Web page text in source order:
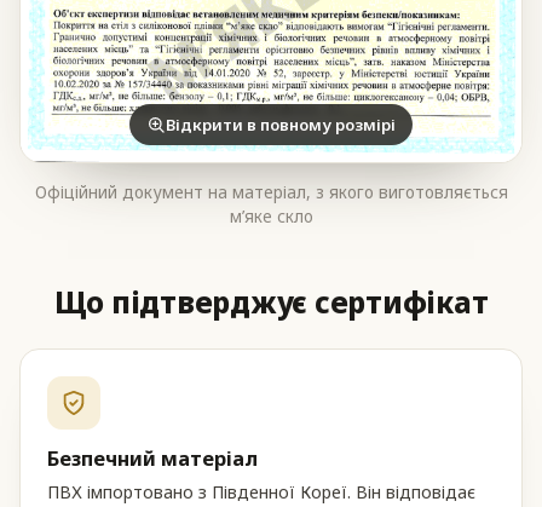
Відкрити в повному розмірі
Офіційний документ на матеріал, з якого виготовляється
м’яке скло
Що підтверджує сертифікат
Безпечний матеріал
ПВХ імпортовано з Південної Кореї. Він відповідає